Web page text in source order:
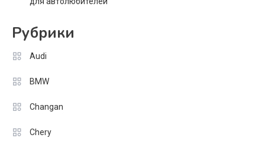
Рубрики
Audi
BMW
Changan
Chery